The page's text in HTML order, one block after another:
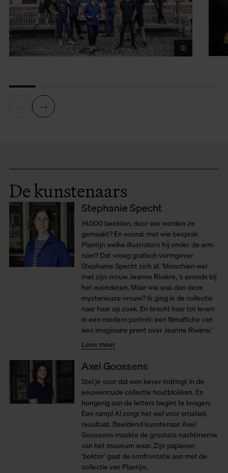
©
De kunstenaars
Stephanie Specht
14.000 beelden, door wie werden ze
gemaakt? En vooral: met wie besprak
Plantijn welke illustrators hij onder de arm
nam? Dat vroeg grafisch vormgever
Stephanie Specht zich af. ‘Misschien wel
met zijn vrouw Jeanne Rivière, ’s avonds bij
het avondeten. Maar wie was dan deze
mysterieuze vrouw? Ik ging in de collectie
naar haar op zoek. En bracht haar tot leven
in een modern portret: een filmaffiche van
een imaginaire prent over Jeanne Rivière.’
Lees meer
Axel Goossens
Stel je voor dat een kever indringt in de
eeuwenoude collectie houtblokken. En
hongerig aan de letters begint te knagen.
Een ramp! Al zorgt het wel voor artistiek
resultaat. Beeldend kunstenaar Axel
Goossens maakte de grootste nachtmerrie
van het museum waar. Zijn papieren
‘boktor’ gaat de confrontatie aan met de
collectie van Plantijn.